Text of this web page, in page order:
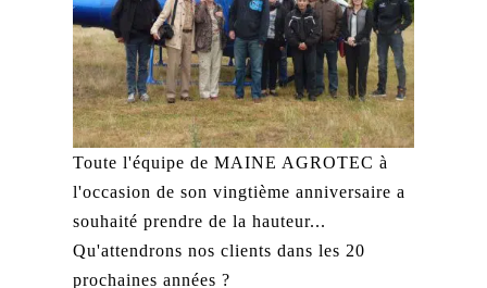
Toute l'équipe de MAINE AGROTEC à
l'occasion de son vingtième anniversaire a
souhaité prendre de la hauteur...
Qu'attendrons nos clients dans les 20
prochaines années ?